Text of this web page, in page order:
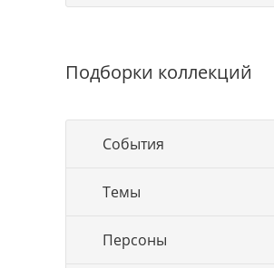
Подборки коллекций
События
Темы
Персоны